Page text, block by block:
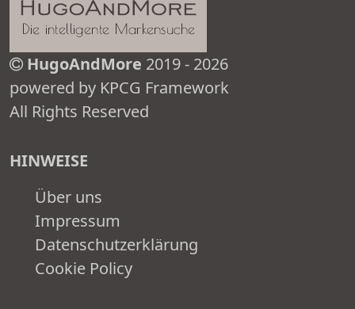
HugoAndMore 2019 - 2026
powered by KPCG Framework
All Rights Reserved
HINWEISE
Über uns
Impressum
Datenschutzerklärung
Cookie Policy